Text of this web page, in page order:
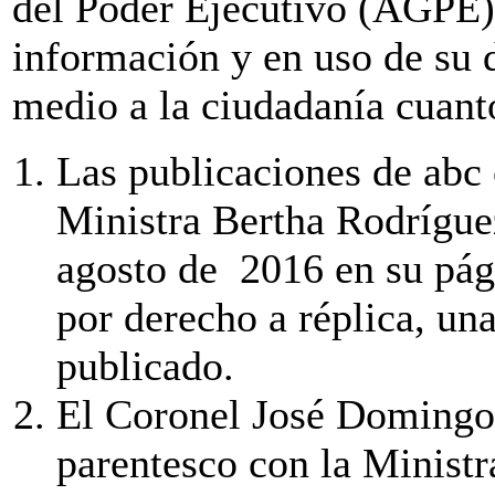
información y en uso de su
medio a la ciudadanía
Las publicaciones de
Ministra Bertha
agosto de 2016 en su
por derecho a réplica,
publicado.
El Coronel José
parentesco con la